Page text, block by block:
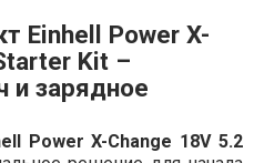
Einhell Power X-
Kit –
и зарядное
Power X-Change 18V 5.2